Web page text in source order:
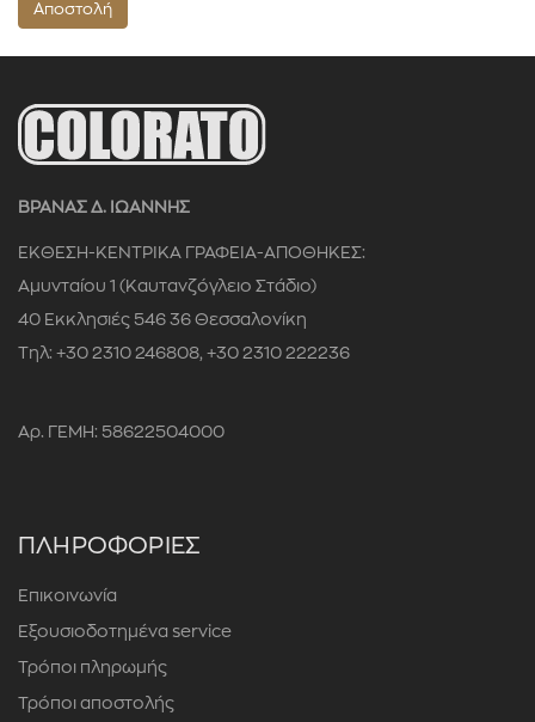
Αποστολή
ΒΡΑΝΑΣ Δ. ΙΩΑΝΝΗΣ
ΕΚΘΕΣΗ-ΚΕΝΤΡΙΚΑ ΓΡΑΦΕΙΑ-ΑΠΟΘΗΚΕΣ:
Αμυνταίου 1 (Καυτανζόγλειο Στάδιο)
40 Εκκλησιές 546 36 Θεσσαλονίκη
Τηλ: +30 2310 246808, +30 2310 222236
Αρ. ΓΕΜΗ: 58622504000
ΠΛΗΡΟΦΟΡΙΕΣ
Επικοινωνία
Εξουσιοδοτημένα service
Τρόποι πληρωμής
Τρόποι αποστολής